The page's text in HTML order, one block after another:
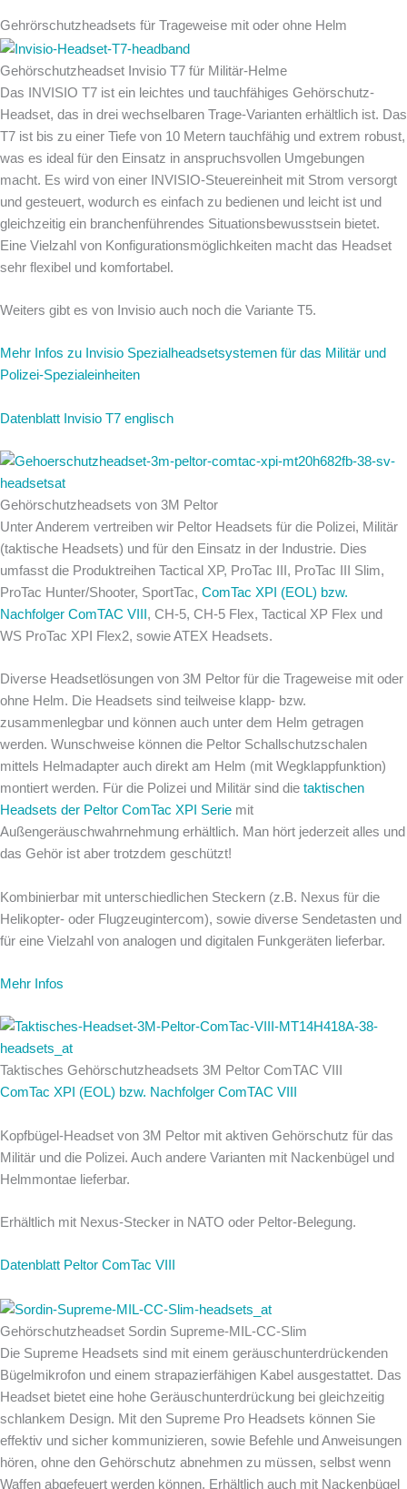
Gehrörschutzheadsets für Trageweise mit oder ohne Helm
Gehörschutzheadset Invisio T7 für Militär-Helme
Das INVISIO T7 ist ein leichtes und tauchfähiges Gehörschutz-
Headset, das in drei wechselbaren Trage-Varianten erhältlich ist. Das
T7 ist bis zu einer Tiefe von 10 Metern tauchfähig und extrem robust,
was es ideal für den Einsatz in anspruchsvollen Umgebungen
macht. Es wird von einer INVISIO-Steuereinheit mit Strom versorgt
und gesteuert, wodurch es einfach zu bedienen und leicht ist und
gleichzeitig ein branchenführendes Situationsbewusstsein bietet.
Eine Vielzahl von Konfigurationsmöglichkeiten macht das Headset
sehr flexibel und komfortabel.
Weiters gibt es von Invisio auch noch die Variante T5.
Mehr Infos zu Invisio Spezialheadsetsystemen für das Militär und
Polizei-Spezialeinheiten
Datenblatt Invisio T7 englisch
Gehörschutzheadsets von 3M Peltor
Unter Anderem vertreiben wir Peltor Headsets für die Polizei, Militär
(taktische Headsets) und für den Einsatz in der Industrie. Dies
umfasst die Produktreihen Tactical XP, ProTac III, ProTac III Slim,
ProTac Hunter/Shooter, SportTac, ComTac XPI (EOL) bzw.
Nachfolger ComTAC VIII , CH-5, CH-5 Flex, Tactical XP Flex und
WS ProTac XPI Flex2, sowie ATEX Headsets.
Diverse Headsetlösungen von 3M Peltor für die Trageweise mit oder
ohne Helm. Die Headsets sind teilweise klapp- bzw.
zusammenlegbar und können auch unter dem Helm getragen
werden. Wunschweise können die Peltor Schallschutzschalen
mittels Helmadapter auch direkt am Helm (mit Wegklappfunktion)
montiert werden. Für die Polizei und Militär sind die taktischen
Headsets der Peltor ComTac XPI Serie mit
Außengeräuschwahrnehmung erhältlich. Man hört jederzeit alles und
das Gehör ist aber trotzdem geschützt!
Kombinierbar mit unterschiedlichen Steckern (z.B. Nexus für die
Helikopter- oder Flugzeugintercom), sowie diverse Sendetasten und
für eine Vielzahl von analogen und digitalen Funkgeräten lieferbar.
Mehr Infos
Taktisches Gehörschutzheadsets 3M Peltor ComTAC VIII
ComTac XPI (EOL) bzw. Nachfolger ComTAC VIII
Kopfbügel-Headset von 3M Peltor mit aktiven Gehörschutz für das
Militär und die Polizei. Auch andere Varianten mit Nackenbügel und
Helmmontae lieferbar.
Erhältlich mit Nexus-Stecker in NATO oder Peltor-Belegung.
Datenblatt Peltor ComTac VIII
Gehörschutzheadset Sordin Supreme-MIL-CC-Slim
‍Die Supreme Headsets sind mit einem geräuschunterdrückenden
Bügelmikrofon und einem strapazierfähigen Kabel ausgestattet. Das
Headset bietet eine hohe Geräuschunterdrückung bei gleichzeitig
schlankem Design. Mit den Supreme Pro Headsets können Sie
effektiv und sicher kommunizieren, sowie Befehle und Anweisungen
hören, ohne den Gehörschutz abnehmen zu müssen, selbst wenn
Waffen abgefeuert werden können. Erhältlich auch mit Nackenbügel